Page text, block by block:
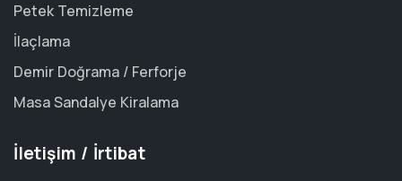
Petek Temizleme
İlaçlama
Demir Doğrama / Ferforje
Masa Sandalye Kiralama
İletişim / İrtibat